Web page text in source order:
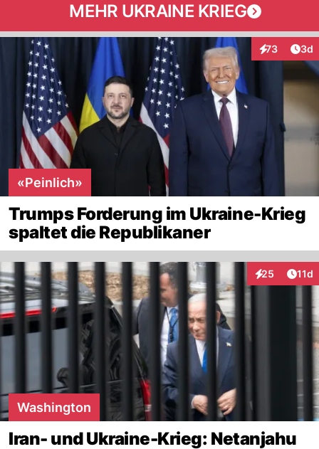
MEHR UKRAINE KRIEG
73
Interaktionen
3d
«Peinlich»
Trumps Forderung im Ukraine-Krieg
spaltet die Republikaner
25
Interaktionen
11d
Washington
Iran- und Ukraine-Krieg: Netanjahu